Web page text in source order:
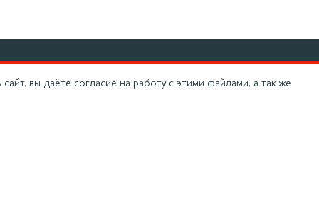
100-19-37
вы даёте согласие на работу с этими файлами, а так же